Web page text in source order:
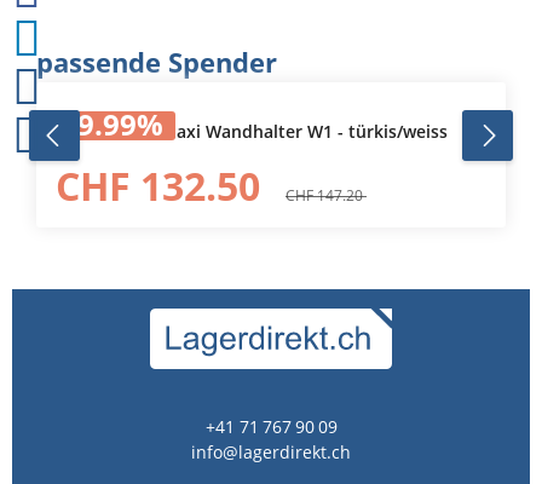
Produktgalerie überspringen
passende Spender
9.99%
652100 Tork Maxi Wandhalter W1 - türkis/weiss
CHF 132.50 CHF 147.20
+41 71 767 90 09
info@lagerdirekt.ch